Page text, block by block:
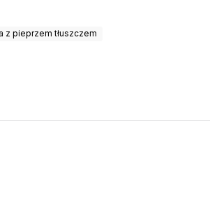
z pieprzem tłuszczem